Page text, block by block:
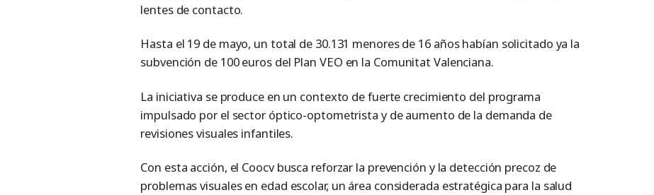
lentes de contacto.
Hasta el 19 de mayo, un total de 30.131 menores de 16 años habían solicitado ya la
subvención de 100 euros del Plan VEO en la Comunitat Valenciana.
La iniciativa se produce en un contexto de fuerte crecimiento del programa
impulsado por el sector óptico-optometrista y de aumento de la demanda de
revisiones visuales infantiles.
Con esta acción, el Coocv busca reforzar la prevención y la detección precoz de
problemas visuales en edad escolar, un área considerada estratégica para la salud